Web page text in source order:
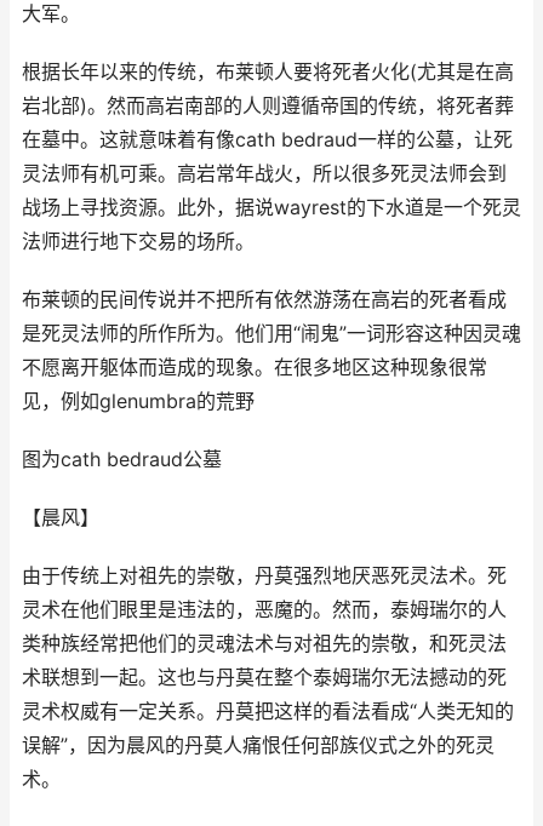
大军。
根据长年以来的传统，布莱顿人要将死者火化(尤其是在高
岩北部)。然而高岩南部的人则遵循帝国的传统，将死者葬
在墓中。这就意味着有像cath bedraud一样的公墓，让死
灵法师有机可乘。高岩常年战火，所以很多死灵法师会到
战场上寻找资源。此外，据说wayrest的下水道是一个死灵
法师进行地下交易的场所。
布莱顿的民间传说并不把所有依然游荡在高岩的死者看成
是死灵法师的所作所为。他们用“闹鬼”一词形容这种因灵魂
不愿离开躯体而造成的现象。在很多地区这种现象很常
见，例如glenumbra的荒野
图为cath bedraud公墓
【晨风】
由于传统上对祖先的崇敬，丹莫强烈地厌恶死灵法术。死
灵术在他们眼里是违法的，恶魔的。然而，泰姆瑞尔的人
类种族经常把他们的灵魂法术与对祖先的崇敬，和死灵法
术联想到一起。这也与丹莫在整个泰姆瑞尔无法撼动的死
灵术权威有一定关系。丹莫把这样的看法看成“人类无知的
误解”，因为晨风的丹莫人痛恨任何部族仪式之外的死灵
术。